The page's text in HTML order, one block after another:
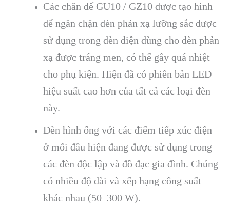
Các chân đế GU10 / GZ10 được tạo hình
để ngăn chặn đèn phản xạ lưỡng sắc được
sử dụng trong đèn điện dùng cho đèn phản
xạ được tráng men, có thể gây quá nhiệt
cho phụ kiện. Hiện đã có phiên bản LED
hiệu suất cao hơn của tất cả các loại đèn
này.
Đèn hình ống với các điểm tiếp xúc điện
ở mỗi đầu hiện đang được sử dụng trong
các đèn độc lập và đồ đạc gia đình. Chúng
có nhiều độ dài và xếp hạng công suất
khác nhau (50–300 W).